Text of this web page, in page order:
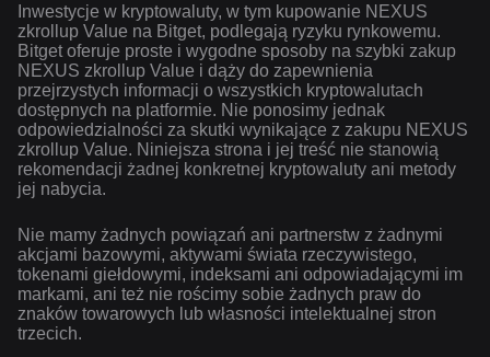
Inwestycje w kryptowaluty, w tym kupowanie NEXUS
zkrollup Value na Bitget, podlegają ryzyku rynkowemu.
Bitget oferuje proste i wygodne sposoby na szybki zakup
NEXUS zkrollup Value i dąży do zapewnienia
przejrzystych informacji o wszystkich kryptowalutach
dostępnych na platformie. Nie ponosimy jednak
odpowiedzialności za skutki wynikające z zakupu NEXUS
zkrollup Value. Niniejsza strona i jej treść nie stanowią
rekomendacji żadnej konkretnej kryptowaluty ani metody
jej nabycia.
Nie mamy żadnych powiązań ani partnerstw z żadnymi
akcjami bazowymi, aktywami świata rzeczywistego,
tokenami giełdowymi, indeksami ani odpowiadającymi im
markami, ani też nie rościmy sobie żadnych praw do
znaków towarowych lub własności intelektualnej stron
trzecich.